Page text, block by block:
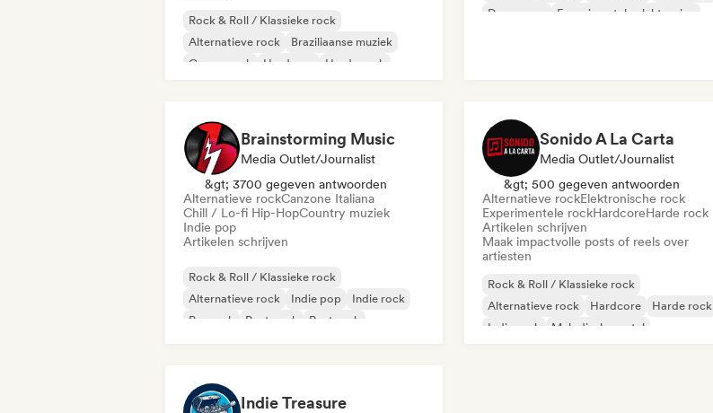
Rock & Roll / Klassieke rock
Alternatieve rock
Braziliaanse muziek
Garagerock
Hardcore
Harde rock
Droompop
Experimentele elektronica
Brainstorming Music
Media Outlet/Journalist
&gt; 3700 gegeven antwoorden
Alternatieve rockCanzone Italiana
Chill / Lo-fi Hip-HopCountry muziek
Indie pop
Artikelen schrijven
Rock & Roll / Klassieke rock
Alternatieve rock
Indie pop
Indie rock
Poprock
Post punk
Post rock
Sonido A La Carta
Media Outlet/Journalist
&gt; 500 gegeven antwoorden
Alternatieve rockElektronische rock
Experimentele rockHardcoreHarde rock
Artikelen schrijven
Maak impactvolle posts of reels over
artiesten
Rock & Roll / Klassieke rock
Alternatieve rock
Hardcore
Harde rock
Indie rock
Melodische metal
Indie Treasure